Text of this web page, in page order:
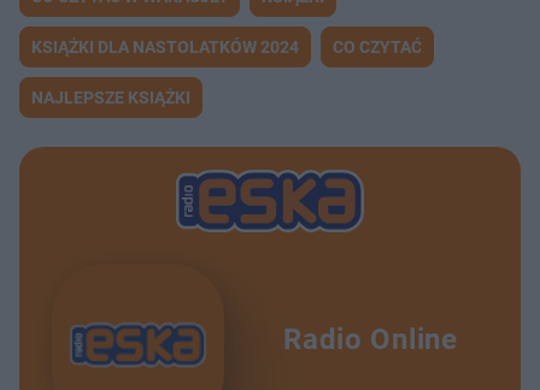
KSIĄŻKI DLA NASTOLATKÓW 2024 CO CZYTAĆ
NAJLEPSZE KSIĄŻKI
Radio Online